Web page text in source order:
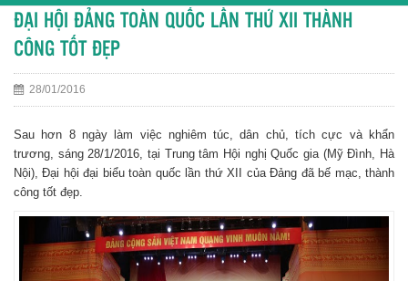
ĐẠI HỘI ĐẢNG TOÀN QUỐC LẦN THỨ XII THÀNH
CÔNG TỐT ĐẸP
28/01/2016
Sau hơn 8 ngày làm việc nghiêm túc, dân chủ, tích cực và khẩn
trương, sáng 28/1/2016, tại Trung tâm Hội nghị Quốc gia (Mỹ Đình, Hà
Nội), Đại hội đại biểu toàn quốc lần thứ XII của Đảng đã bế mạc, thành
công tốt đẹp.